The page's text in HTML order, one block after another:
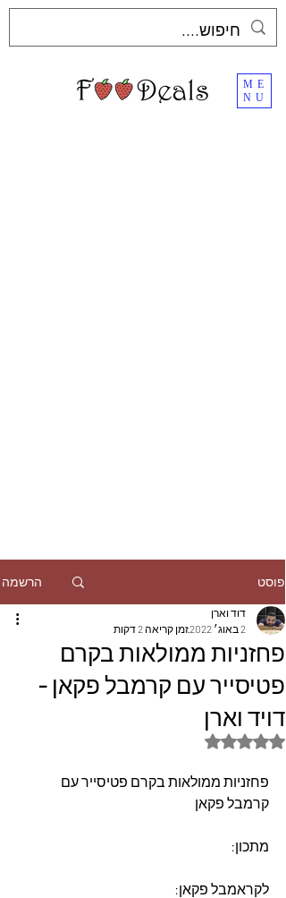
ME
NU
פוסט הרשמה
פחזניות ממולאות בקרם
פטיסייר עם קרמבל פקאן -
דויד וארן
דוד וארן
2 באוג׳ 2022
זמן קריאה 2 דקות
דירוג של NaN מתוך 5 כוכבים
פחזניות ממולאות בקרם פטיסייר עם
קרמבל פקאן
מתכון:
לקראמבל פקאן: